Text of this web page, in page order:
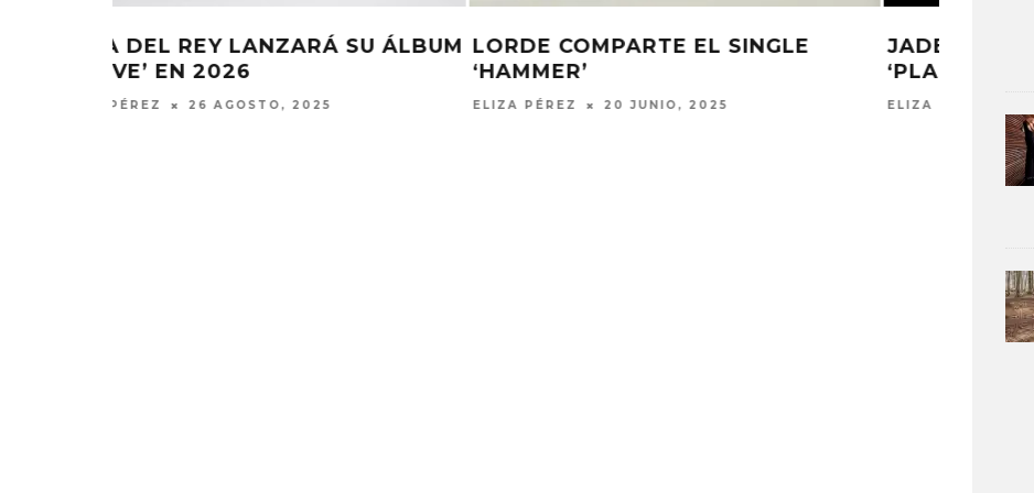
JADE PUBLICA NUEVO EL SINGLE
‘PLASTIC BOX’
ELIZA PÉREZ 20 JUNIO, 2025
ESCUCHA ‘TÚ’ DE WOLFGANG
DAVID
ELIZA PÉREZ 27 MAYO, 2025